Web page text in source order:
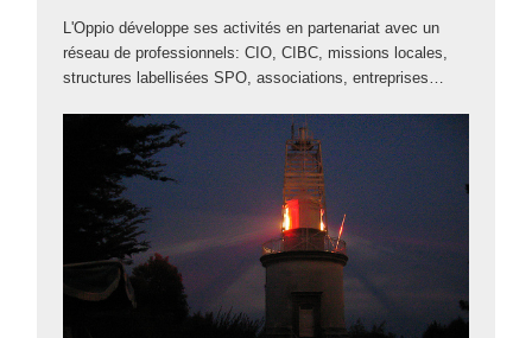
L'Oppio développe ses activités en partenariat avec un
réseau de professionnels: CIO, CIBC, missions locales,
structures labellisées SPO, associations, entreprises…